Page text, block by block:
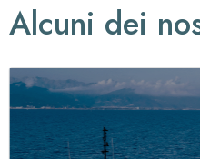
Alcuni dei